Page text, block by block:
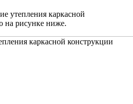
утепления каркасной
на рисунке ниже.